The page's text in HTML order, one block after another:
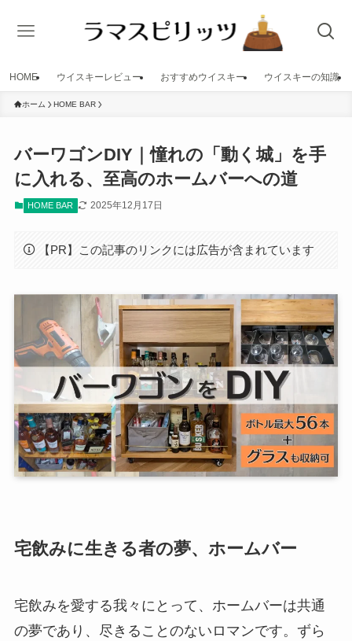
HOME ウイスキーレビュー おすすめウイスキー ウイスキーの知識
ホーム HOME BAR
バーワゴンDIY｜憧れの「動く城」を手
に入れる、至高のホームバーへの道
HOME BAR 2025年12月17日
【PR】この記事のリンクには広告が含まれています
宅飲みに生きる者の夢、ホームバー
宅飲みを愛する我々にとって、ホームバーは共通
の夢であり、尽きることのないロマンです。ずら